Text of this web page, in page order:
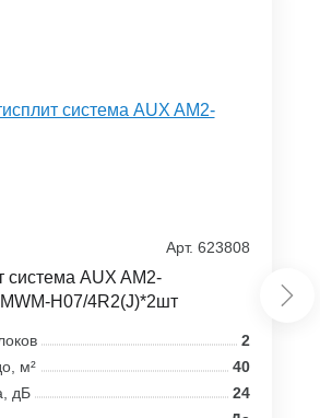
Арт. 623808
система AUX AM2-
H07/4R2(J)*2шт
2
м²
40
дБ
24